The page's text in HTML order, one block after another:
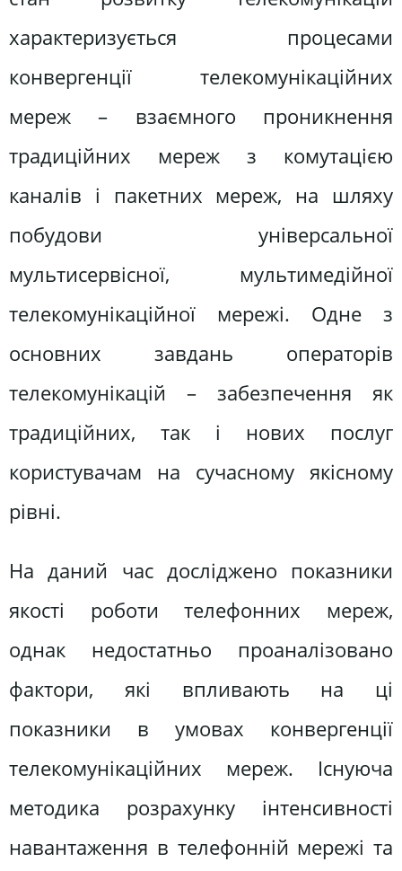
характеризується процесами
конвергенції телекомунікаційних
мереж – взаємного проникнення
традиційних мереж з комутацією
каналів і пакетних мереж, на шляху
побудови універсальної
мультисервісної, мультимедійної
телекомунікаційної мережі. Одне з
основних завдань операторів
телекомунікацій – забезпечення як
традиційних, так і нових послуг
користувачам на сучасному якісному
рівні.
На даний час досліджено показники
якості роботи телефонних мереж,
однак недостатньо проаналізовано
фактори, які впливають на ці
показники в умовах конвергенції
телекомунікаційних мереж. Існуюча
методика розрахунку інтенсивності
навантаження в телефонній мережі та